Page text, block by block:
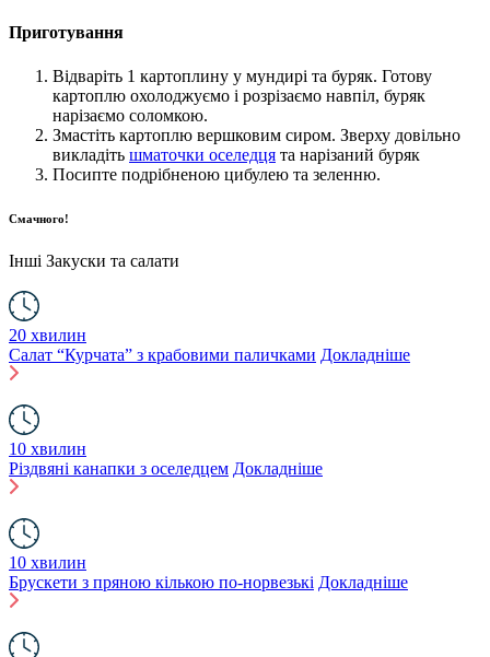
Приготування
Відваріть 1 картоплину у мундирі та буряк. Готову
картоплю охолоджуємо і розрізаємо навпіл, буряк
нарізаємо соломкою.
Змастіть картоплю вершковим сиром. Зверху довільно
викладіть шматочки оселедця та нарізаний буряк
Посипте подрібненою цибулею та зеленню.
Смачного!
Інші Закуски та салати
20 хвилин
Салат “Курчата” з крабовими паличками Докладніше
10 хвилин
Різдвяні канапки з оселедцем Докладніше
10 хвилин
Брускети з пряною кількою по-норвезькі Докладніше